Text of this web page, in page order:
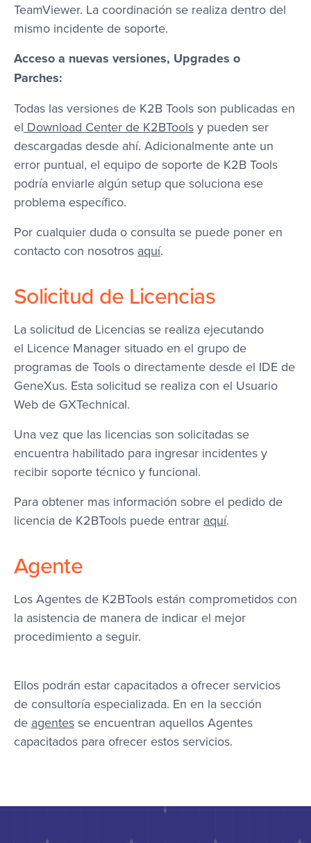
TeamViewer. La coordinación se realiza dentro del
mismo incidente de soporte.
Acceso a nuevas versiones, Upgrades o
Parches:
Todas las versiones de K2B Tools son publicadas en
el Download Center de K2BTools y pueden ser
descargadas desde ahí. Adicionalmente ante un
error puntual, el equipo de soporte de K2B Tools
podría enviarle algún setup que soluciona ese
problema específico.
Por cualquier duda o consulta se puede poner en
contacto con nosotros aquí.
Solicitud de Licencias
La solicitud de Licencias se realiza ejecutando
el Licence Manager situado en el grupo de
programas de Tools o directamente desde el IDE de
GeneXus. Esta solicitud se realiza con el Usuario
Web de GXTechnical.
Una vez que las licencias son solicitadas se
encuentra habilitado para ingresar incidentes y
recibir soporte técnico y funcional.
Para obtener mas información sobre el pedido de
licencia de K2BTools puede entrar aquí.
Agente
Los Agentes de K2BTools están comprometidos con
la asistencia de manera de indicar el mejor
procedimiento a seguir.
Ellos podrán estar capacitados a ofrecer servicios
de consultoría especializada. En en la sección
de agentes se encuentran aquellos Agentes
capacitados para ofrecer estos servicios.